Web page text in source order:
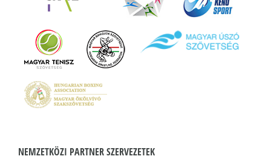
NEMZETKÖZI PARTNER SZERVEZETEK